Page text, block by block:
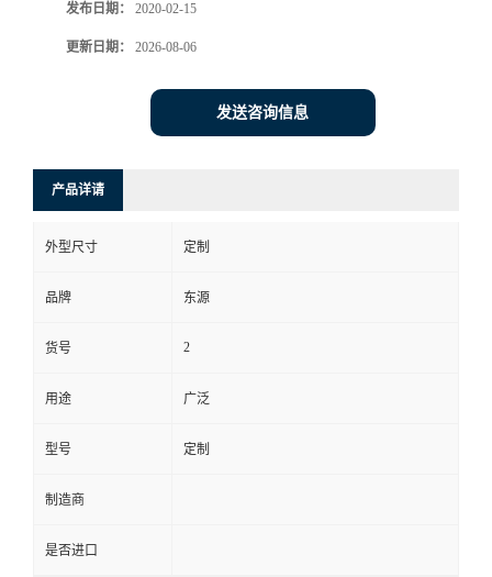
发布日期： 2020-02-15
更新日期： 2026-08-06
发送咨询信息
产品详请
外型尺寸 定制
品牌 东源
货号 2
用途 广泛
型号 定制
制造商
是否进口